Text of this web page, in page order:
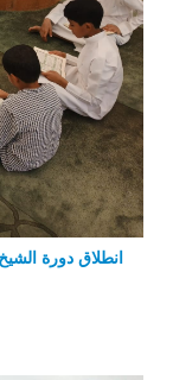
انطلاق دورة